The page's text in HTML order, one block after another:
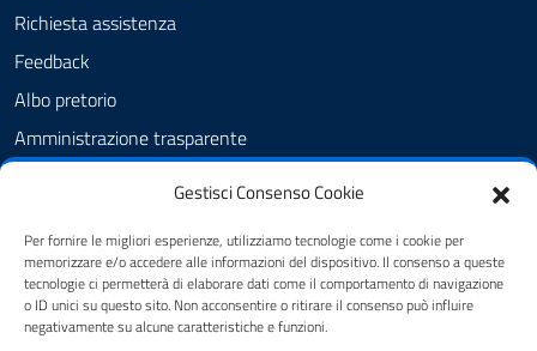
Gestisci Consenso Cookie
Per fornire le migliori esperienze, utilizziamo tecnologie come i cookie per
memorizzare e/o accedere alle informazioni del dispositivo. Il consenso a queste
tecnologie ci permetterà di elaborare dati come il comportamento di navigazione
o ID unici su questo sito. Non acconsentire o ritirare il consenso può influire
negativamente su alcune caratteristiche e funzioni.
Richiesta assistenza
Feedback
Albo pretorio
Amministrazione trasparente
Dichiarazione di accessibilità
Note legali